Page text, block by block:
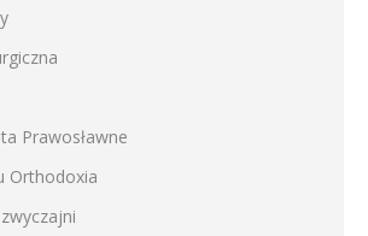
Prawosławne
Orthodoxia